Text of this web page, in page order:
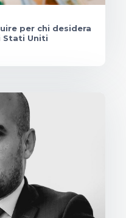
per chi desidera
Stati Uniti